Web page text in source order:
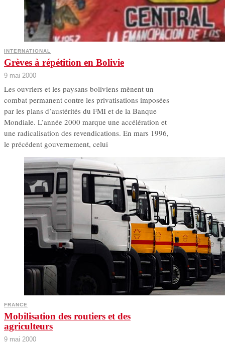
INTERNATIONAL
Grèves à répétition en Bolivie
9 mai 2000
Les ouvriers et les paysans boliviens mènent un
combat permanent contre les privatisations imposées
par les plans d’austérités du FMI et de la Banque
Mondiale. L’année 2000 marque une accélération et
une radicalisation des revendications. En mars 1996,
le précédent gouvernement, celui
FRANCE
Mobilisation des routiers et des
agriculteurs
9 mai 2000